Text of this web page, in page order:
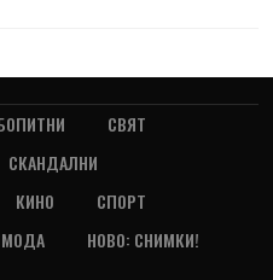
СВЯТ
СКАНДАЛНИ
КИНО
СПОРТ
МОДА
НОВО: СНИМКИ!